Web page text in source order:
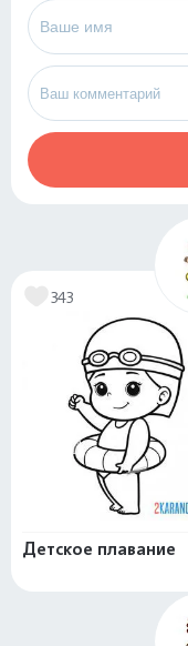
343
Детское плавание